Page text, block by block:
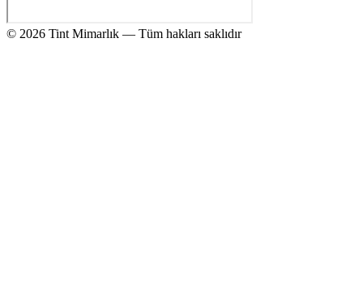
© 2026 Tint Mimarlık — Tüm hakları saklıdır